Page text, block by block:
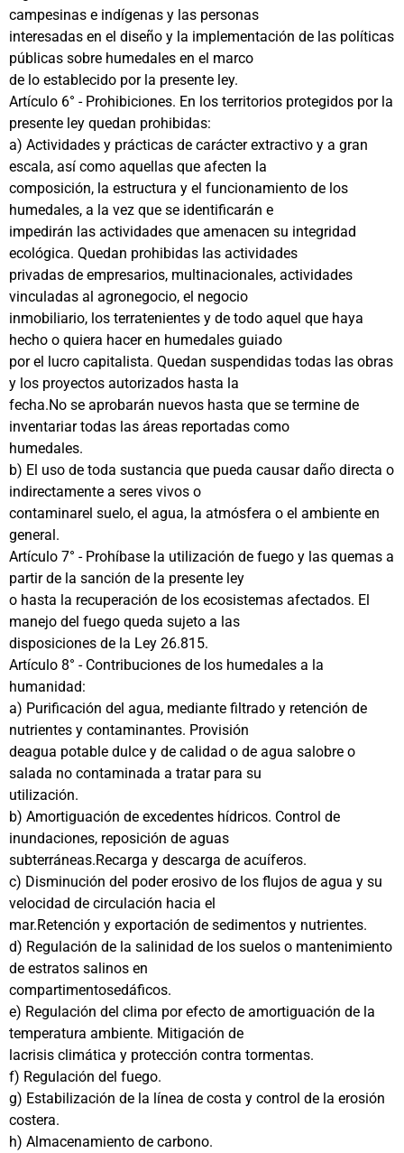
campesinas e indígenas y las personas
interesadas en el diseño y la implementación de las políticas
públicas sobre humedales en el marco
de lo establecido por la presente ley.
Artículo 6° - Prohibiciones. En los territorios protegidos por la
presente ley quedan prohibidas:
a) Actividades y prácticas de carácter extractivo y a gran
escala, así como aquellas que afecten la
composición, la estructura y el funcionamiento de los
humedales, a la vez que se identificarán e
impedirán las actividades que amenacen su integridad
ecológica. Quedan prohibidas las actividades
privadas de empresarios, multinacionales, actividades
vinculadas al agronegocio, el negocio
inmobiliario, los terratenientes y de todo aquel que haya
hecho o quiera hacer en humedales guiado
por el lucro capitalista. Quedan suspendidas todas las obras
y los proyectos autorizados hasta la
fecha.No se aprobarán nuevos hasta que se termine de
inventariar todas las áreas reportadas como
humedales.
b) El uso de toda sustancia que pueda causar daño directa o
indirectamente a seres vivos o
contaminarel suelo, el agua, la atmósfera o el ambiente en
general.
Artículo 7° - Prohíbase la utilización de fuego y las quemas a
partir de la sanción de la presente ley
o hasta la recuperación de los ecosistemas afectados. El
manejo del fuego queda sujeto a las
disposiciones de la Ley 26.815.
Artículo 8° - Contribuciones de los humedales a la
humanidad:
a) Purificación del agua, mediante filtrado y retención de
nutrientes y contaminantes. Provisión
deagua potable dulce y de calidad o de agua salobre o
salada no contaminada a tratar para su
utilización.
b) Amortiguación de excedentes hídricos. Control de
inundaciones, reposición de aguas
subterráneas.Recarga y descarga de acuíferos.
c) Disminución del poder erosivo de los flujos de agua y su
velocidad de circulación hacia el
mar.Retención y exportación de sedimentos y nutrientes.
d) Regulación de la salinidad de los suelos o mantenimiento
de estratos salinos en
compartimentosedáficos.
e) Regulación del clima por efecto de amortiguación de la
temperatura ambiente. Mitigación de
lacrisis climática y protección contra tormentas.
f) Regulación del fuego.
g) Estabilización de la línea de costa y control de la erosión
costera.
h) Almacenamiento de carbono.